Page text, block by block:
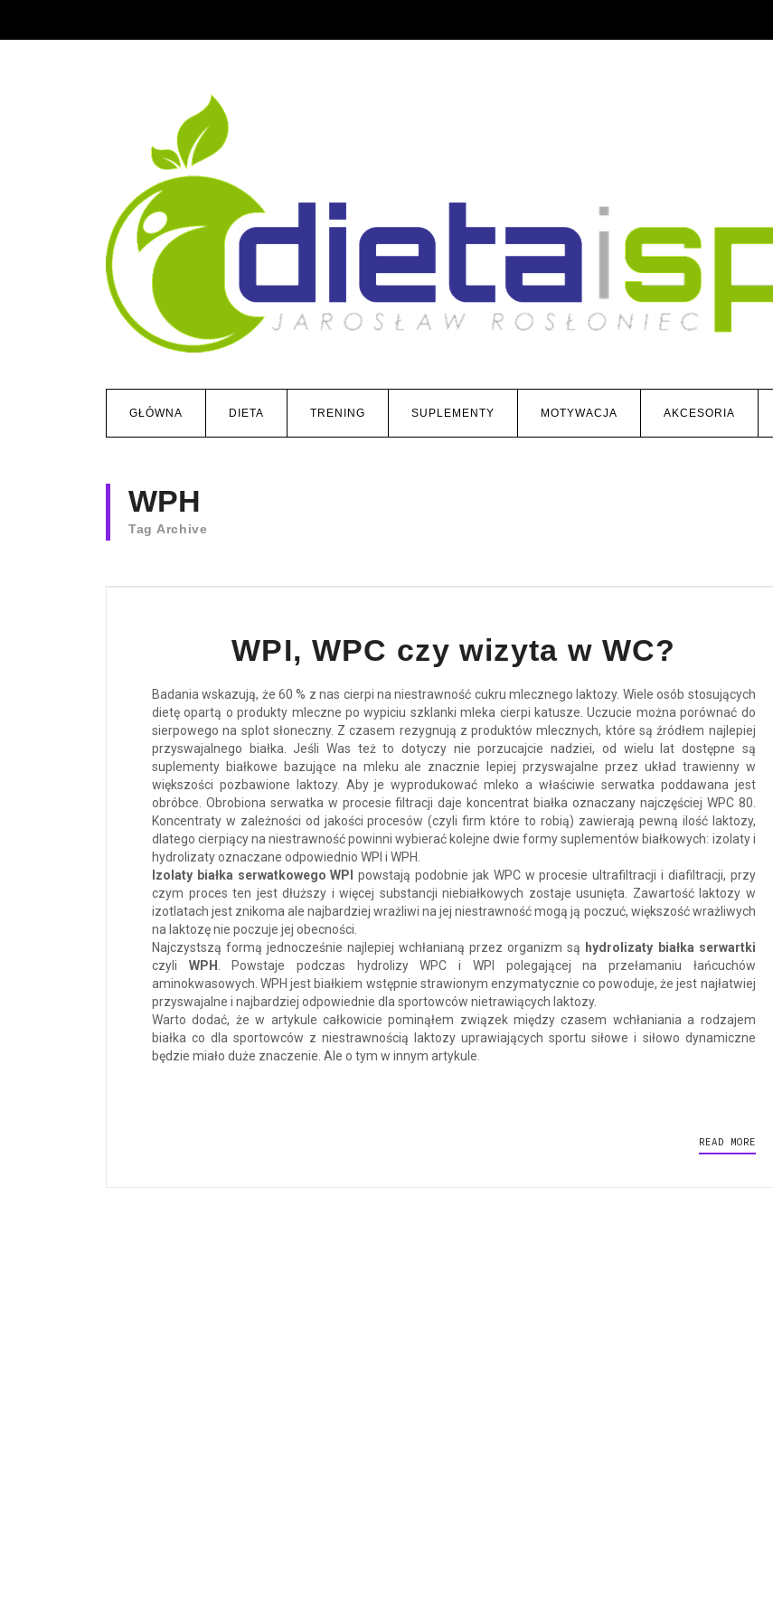
GŁÓWNA DIETA TRENING SUPLEMENTY MOTYWACJA AKCESORIA
WPH
Tag Archive
WPI, WPC czy wizyta w WC?
Badania wskazują, że 60 % z nas cierpi na niestrawność cukru mlecznego laktozy. Wiele osób stosujących
dietę opartą o produkty mleczne po wypiciu szklanki mleka cierpi katusze. Uczucie można porównać do
sierpowego na splot słoneczny. Z czasem rezygnują z produktów mlecznych, które są źródłem najlepiej
przyswajalnego białka. Jeśli Was też to dotyczy nie porzucajcie nadziei, od wielu lat dostępne są
suplementy białkowe bazujące na mleku ale znacznie lepiej przyswajalne przez układ trawienny w
większości pozbawione laktozy. Aby je wyprodukować mleko a właściwie serwatka poddawana jest
obróbce. Obrobiona serwatka w procesie filtracji daje koncentrat białka oznaczany najczęściej WPC 80.
Koncentraty w zależności od jakości procesów (czyli firm które to robią) zawierają pewną ilość laktozy,
dlatego cierpiący na niestrawność powinni wybierać kolejne dwie formy suplementów białkowych: izolaty i
hydrolizaty oznaczane odpowiednio WPI i WPH.
Izolaty białka serwatkowego WPI
powstają podobnie jak WPC w procesie ultrafiltracji i diafiltracji, przy
czym proces ten jest dłuższy i więcej substancji niebiałkowych zostaje usunięta. Zawartość laktozy w
izotlatach jest znikoma ale najbardziej wrażliwi na jej niestrawność mogą ją poczuć, większość wrażliwych
na laktozę nie poczuje jej obecności.
Najczystszą formą jednocześnie najlepiej wchłanianą przez organizm są hydrolizaty białka serwartki
czyli WPH
. Powstaje podczas hydrolizy WPC i WPI polegającej na przełamaniu łańcuchów
aminokwasowych. WPH jest białkiem wstępnie strawionym enzymatycznie co powoduje, że jest najłatwiej
przyswajalne i najbardziej odpowiednie dla sportowców nietrawiących laktozy.
Warto dodać, że w artykule całkowicie pominąłem związek między czasem wchłaniania a rodzajem
białka co dla sportowców z niestrawnością laktozy uprawiających sportu siłowe i siłowo dynamiczne
będzie miało duże znaczenie. Ale o tym w innym artykule.
READ MORE